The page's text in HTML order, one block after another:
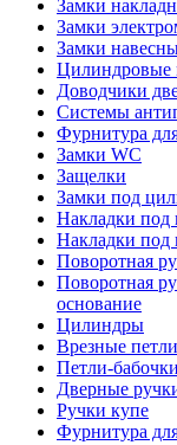
Замки
Замки
Замки
Цилиндровые
Доводчики
Системы
Фурнитура
Замки WC
Защелки
Замки под
Накладки под
Накладки под
Поворотная
Поворотная
основание
Цилиндры
Врезные петли
Петли-бабочки
Дверные
Ручки купе
Фурнитура